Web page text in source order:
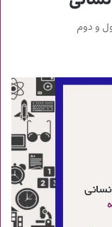
و دوم